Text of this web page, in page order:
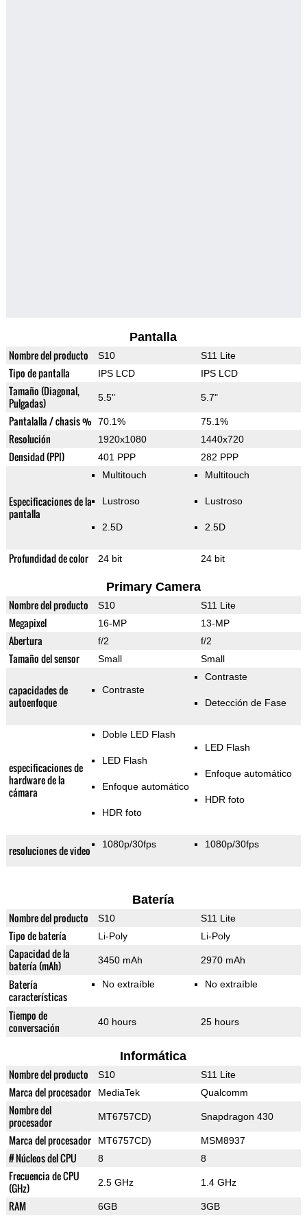
Pantalla
Nombre del producto S10 S11 Lite
Tipo de pantalla IPS LCD IPS LCD
Tamaño (Diagonal,
Pulgadas)
5.5" 5.7"
Pantalalla / chasis % 70.1% 75.1%
Resolución 1920x1080 1440x720
Densidad (PPI) 401 PPP 282 PPP
Especificaciones de la
pantalla
Multitouch
Lustroso
2.5D
Multitouch
Lustroso
2.5D
Profundidad de color 24 bit 24 bit
Primary Camera
Nombre del producto S10 S11 Lite
Megapixel 16-MP 13-MP
Abertura f/2 f/2
Tamaño del sensor Small Small
capacidades de
autoenfoque
Contraste
Contraste
Detección de Fase
especificaciones de
hardware de la
cámara
Doble LED Flash
LED Flash
Enfoque automático
HDR foto
LED Flash
Enfoque automático
HDR foto
resoluciones de video 1080p/30fps 1080p/30fps
Batería
Nombre del producto S10 S11 Lite
Tipo de batería Li-Poly Li-Poly
Capacidad de la
batería (mAh)
3450 mAh 2970 mAh
Batería
características
No extraíble No extraíble
Tiempo de
conversación
40 hours 25 hours
Informática
Nombre del producto S10 S11 Lite
Marca del procesador MediaTek Qualcomm
Nombre del
procesador
MT6757CD) Snapdragon 430
Marca del procesador MT6757CD) MSM8937
# Núcleos del CPU 8 8
Frecuencia de CPU
(GHz)
2.5 GHz 1.4 GHz
RAM 6GB 3GB